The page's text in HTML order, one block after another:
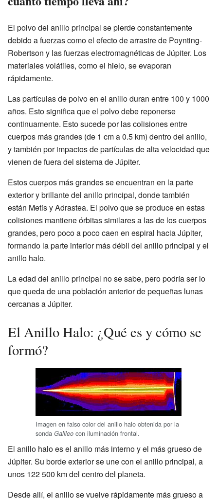
El polvo del anillo principal se pierde constantemente
debido a fuerzas como el efecto de arrastre de Poynting-
Robertson y las fuerzas electromagnéticas de Júpiter. Los
materiales volátiles, como el hielo, se evaporan
rápidamente.
Las partículas de polvo en el anillo duran entre 100 y 1000
años. Esto significa que el polvo debe reponerse
continuamente. Esto sucede por las colisiones entre
cuerpos más grandes (de 1 cm a 0.5 km) dentro del anillo,
y también por impactos de partículas de alta velocidad que
vienen de fuera del sistema de Júpiter.
Estos cuerpos más grandes se encuentran en la parte
exterior y brillante del anillo principal, donde también
están Metis y Adrastea. El polvo que se produce en estas
colisiones mantiene órbitas similares a las de los cuerpos
grandes, pero poco a poco caen en espiral hacia Júpiter,
formando la parte interior más débil del anillo principal y el
anillo halo.
La edad del anillo principal no se sabe, pero podría ser lo
que queda de una población anterior de pequeñas lunas
cercanas a Júpiter.
El Anillo Halo: ¿Qué es y cómo se
formó?
Imagen en falso color del anillo halo obtenida por la
sonda Galileo con iluminación frontal.
El anillo halo es el anillo más interno y el más grueso de
Júpiter. Su borde exterior se une con el anillo principal, a
unos 122 500 km del centro del planeta.
Desde allí, el anillo se vuelve rápidamente más grueso a